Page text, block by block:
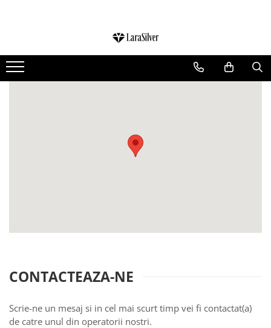
CERCEI ARGINT
BRATARI ARGINT
CRUCIULITE SI ICONITE ARGINT
BIJUTERII ARGINT PENTRU BARBATI
marime reglabila
marimea 48
marimea 49
CONTACTEAZA-NE
Scrie-ne un mesaj si in cel mai scurt timp vei fi contactat(a)
de catre unul din operatorii nostri.